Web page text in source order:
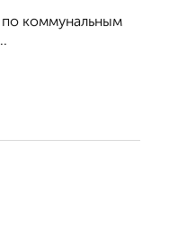
по коммунальным